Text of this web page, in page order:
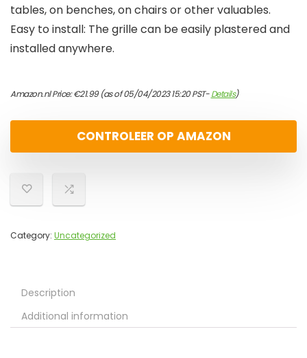
tables, on benches, on chairs or other valuables.
Easy to install: The grille can be easily plastered and
installed anywhere.
Amazon.nl Price:€21.99(as of 05/04/2023 15:20 PST-Details)
CONTROLEER OP AMAZON
Category: Uncategorized
Description
Additional information